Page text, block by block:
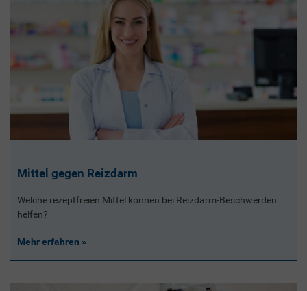
Mittel gegen Reizdarm
Welche rezeptfreien Mittel können bei Reizdarm-Beschwerden
helfen?
Mehr erfahren